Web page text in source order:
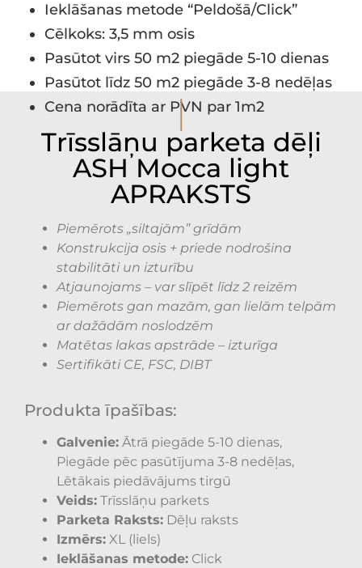
Ieklāšanas metode “Peldošā/Click”
Cēlkoks: 3,5 mm osis
Pasūtot virs 50 m2 piegāde 5-10 dienas
Pasūtot līdz 50 m2 piegāde 3-8 nedēļas
Cena norādīta ar PVN par 1m2
I
Trīsslāņu parketa dēļi
ASH Mocca light
APRAKSTS
Piemērots „siltajām” grīdām
Konstrukcija osis + priede nodrošina
stabilitāti un izturību
Atjaunojams – var slīpēt līdz 2 reizēm
Piemērots gan mazām, gan lielām telpām
ar dažādām noslodzēm
Matētas lakas apstrāde – izturīga
Sertifikāti CE, FSC, DIBT
Produkta īpašības:
Galvenie: Ātrā piegāde 5-10 dienas,
Piegāde pēc pasūtījuma 3-8 nedēļas,
Lētākais piedāvājums tirgū
Veids: Trīsslāņu parkets
Parketa Raksts: Dēļu raksts
Izmērs: XL (liels)
Ieklāšanas metode: Click